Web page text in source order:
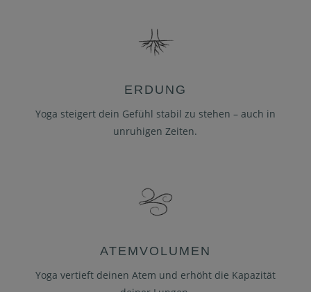
ERDUNG
Yoga steigert dein Gefühl stabil zu stehen – auch in
unruhigen Zeiten.
ATEMVOLUMEN
Yoga vertieft deinen Atem und erhöht die Kapazität